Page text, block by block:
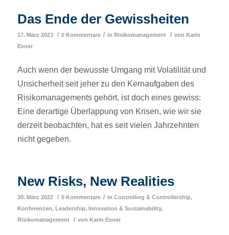
Das Ende der Gewissheiten
17. März 2023 / 0 Kommentare / in Risikomanagement / von Karin
Exner
Auch wenn der bewusste Umgang mit Volatilität und
Unsicherheit seit jeher zu den Kernaufgaben des
Risikomanagements gehört, ist doch eines gewiss:
Eine derartige Überlappung von Krisen, wie wir sie
derzeit beobachten, hat es seit vielen Jahrzehnten
nicht gegeben.
New Risks, New Realities
30. März 2022 / 0 Kommentare / in Controlling & Controllership,
Konferenzen, Leadership, Innovation & Sustainability,
Risikomanagement
/ von Karin Exner